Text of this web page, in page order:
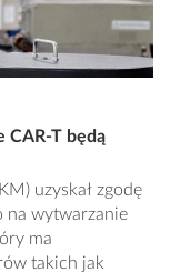
CAR-T będą
uzyskał zgodę
na wytwarzanie
ma
takich jak